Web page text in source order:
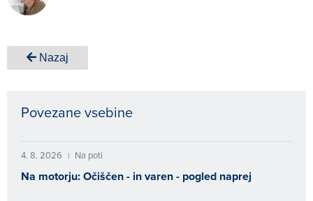
Nazaj
Povezane vsebine
4. 8. 2026 | Na poti
Na motorju: Očiščen - in varen - pogled naprej